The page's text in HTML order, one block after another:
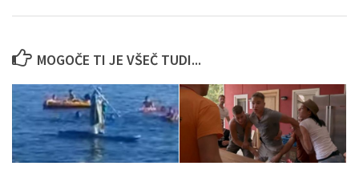
MOGOČE TI JE VŠEČ TUDI...